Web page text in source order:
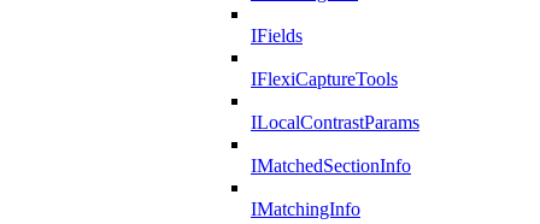
IFields
IFlexiCaptureTools
ILocalContrastParams
IMatchedSectionInfo
IMatchingInfo